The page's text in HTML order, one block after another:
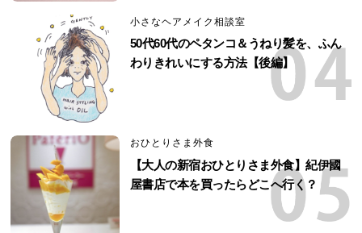
小さなヘアメイク相談室
50代60代のペタンコ＆うねり髪を、ふん
わりきれいにする方法【後編】
おひとりさま外食
【大人の新宿おひとりさま外食】紀伊國
屋書店で本を買ったらどこへ行く？